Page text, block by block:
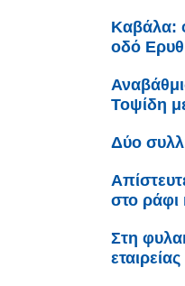
Καβάλα:
οδό
Τοψίδη
Δύο
στο ράφι
Στη